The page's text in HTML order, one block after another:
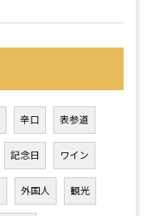
辛口 表参道
記念日 ワイン
外国人 観光